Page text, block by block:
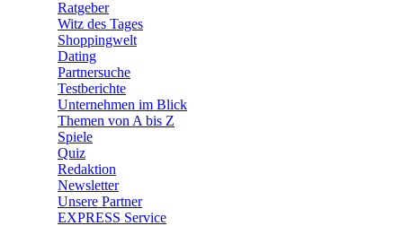
Ratgeber
Witz des Tages
Shoppingwelt
Dating
Partnersuche
Testberichte
Unternehmen im Blick
Themen von A bis Z
Spiele
Quiz
Redaktion
Newsletter
Unsere Partner
EXPRESS Service